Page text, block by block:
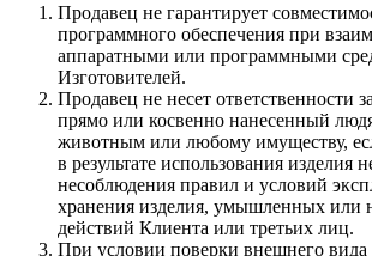
Продавец не гарантирует
программного обеспечения при
аппаратными или программными
Изготовителей.
Продавец не несет ответственности
прямо или косвенно нанесенный
животным или любому имуществу,
в результате использования изделия
несоблюдения правил и условий
хранения изделия, умышленных или
действий Клиента или третьих лиц.
При условии поверки внешнего вида